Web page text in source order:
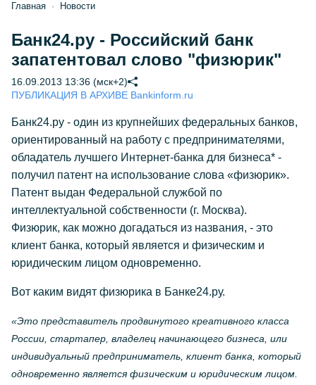
Главная Новости
Банк24.ру - Российский банк
запатентовал слово "физюрик"
16.09.2013 13:36 (мск+2)
ПУБЛИКАЦИЯ В АРХИВЕ Bankinform.ru
Банк24.ру - один из крупнейших федеральных банков,
ориентированный на работу с предпринимателями,
обладатель лучшего Интернет-банка для бизнеса* -
получил патент на использование слова «физюрик».
Патент выдан Федеральной службой по
интеллектуальной собственности (г. Москва).
Физюрик, как можно догадаться из названия, - это
клиент банка, который является и физическим и
юридическим лицом одновременно.
Вот каким видят физюрика в Банке24.ру.
«Это представитель продвинутого креативного класса
России, стартапер, владелец начинающего бизнеса, или
индивидуальный предприниматель, клиент банка, который
одновременно является физическим и юридическим лицом.